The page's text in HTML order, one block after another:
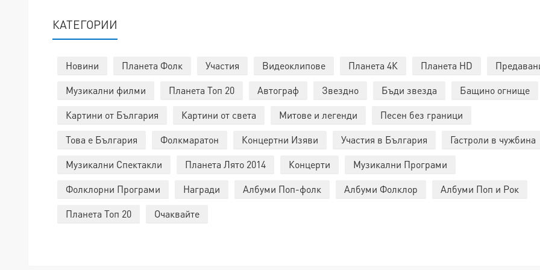
КАТЕГОРИИ
Новини Планета Фолк Участия Видеоклипове Планета 4К Планета HD
Музикални филми
Планета Топ 20 Автограф Звездно Бъди звезда
Бащино огнище
Картини от България
Картини от света Митове и легенди
Песен без граници
Това е България
Фолкмаратон Концертни Изяви Участия в България
Гастроли в чужбина
Музикални Спектакли
Планета Лято 2014 Концерти
Музикални Програми
Фолклорни Програми
Награди Албуми Поп-фолк Албуми Фолклор
Албуми Поп и Рок
Планета Топ 20
Очаквайте